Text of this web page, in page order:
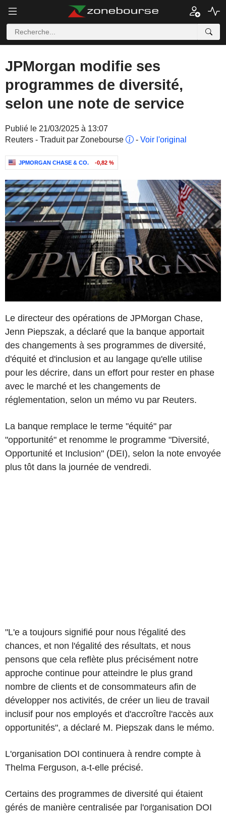
JPMorgan modifie ses
programmes de diversité,
selon une note de service
Publié le 21/03/2025 à 13:07
Reuters - Traduit par Zonebourse
- Voir l'original
JPMORGAN CHASE & CO. -0,82 %
Le directeur des opérations de JPMorgan Chase,
Jenn Piepszak, a déclaré que la banque apportait
des changements à ses programmes de diversité,
d'équité et d'inclusion et au langage qu'elle utilise
pour les décrire, dans un effort pour rester en phase
avec le marché et les changements de
réglementation, selon un mémo vu par Reuters.
La banque remplace le terme "équité" par
"opportunité" et renomme le programme "Diversité,
Opportunité et Inclusion" (DEI), selon la note envoyée
plus tôt dans la journée de vendredi.
"L'e a toujours signifié pour nous l'égalité des
chances, et non l'égalité des résultats, et nous
pensons que cela reflète plus précisément notre
approche continue pour atteindre le plus grand
nombre de clients et de consommateurs afin de
développer nos activités, de créer un lieu de travail
inclusif pour nos employés et d'accroître l'accès aux
opportunités", a déclaré M. Piepszak dans le mémo.
L'organisation DOI continuera à rendre compte à
Thelma Ferguson, a-t-elle précisé.
Certains des programmes de diversité qui étaient
gérés de manière centralisée par l'organisation DOI